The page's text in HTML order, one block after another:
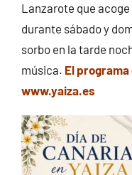
Lanzarote que acoge
durante sábado y
sorbo en la tarde
música. El
www.yaiza.es